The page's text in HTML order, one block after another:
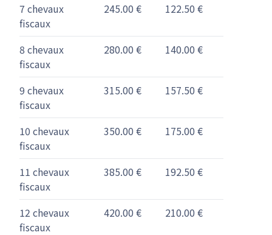
7 chevaux
fiscaux
245.00 € 122.50 €
8 chevaux
fiscaux
280.00 € 140.00 €
9 chevaux
fiscaux
315.00 € 157.50 €
10 chevaux
fiscaux
350.00 € 175.00 €
11 chevaux
fiscaux
385.00 € 192.50 €
12 chevaux
fiscaux
420.00 € 210.00 €